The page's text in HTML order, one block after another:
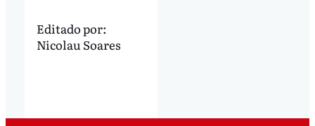
Editado por:
Nicolau Soares